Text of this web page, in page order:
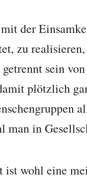
der
zu
sein
plötzlich
man in
wohl eine